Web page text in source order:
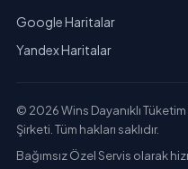
Google Haritalar
Yandex Haritalar
© 2026 Wins Dayanıklı
Şirketi. Tüm hakları saklıdır.
Bağımsız Özel Servis olarak